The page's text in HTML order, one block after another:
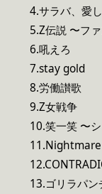
4.サラバ、愛
5.Z伝説 〜フ
6.吼えろ
7.stay gold
8.労働讃歌
9.Z女戦争
10.笑一笑 〜
13.ゴリラパン